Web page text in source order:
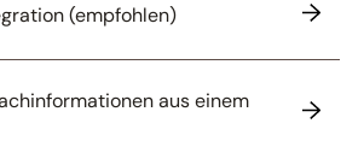
(empfohlen)
aus einem